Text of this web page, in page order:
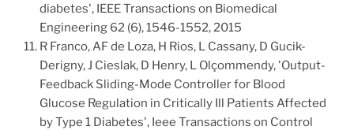
diabetes', IEEE Transactions on Biomedical
Engineering 62 (6), 1546-1552, 2015
R Franco, AF de Loza, H Rios, L Cassany, D Gucik-
Derigny, J Cieslak, D Henry, L Olçommendy, 'Output-
Feedback Sliding-Mode Controller for Blood
Glucose Regulation in Critically Ill Patients Affected
by Type 1 Diabetes', Ieee Transactions on Control